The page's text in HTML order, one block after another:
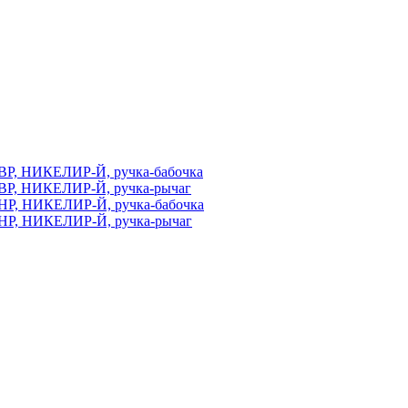
НИКЕЛИР-Й, ручка-бабочка
НИКЕЛИР-Й, ручка-рычаг
НИКЕЛИР-Й, ручка-бабочка
НИКЕЛИР-Й, ручка-рычаг